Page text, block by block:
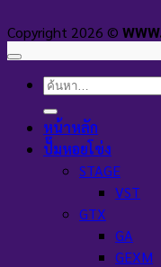
Copyright 2026 ©
ค้นหา:
หน้าหลัก
ปั๊มหอยโข่ง
STAGE
VST
GTX
GA
GEXM